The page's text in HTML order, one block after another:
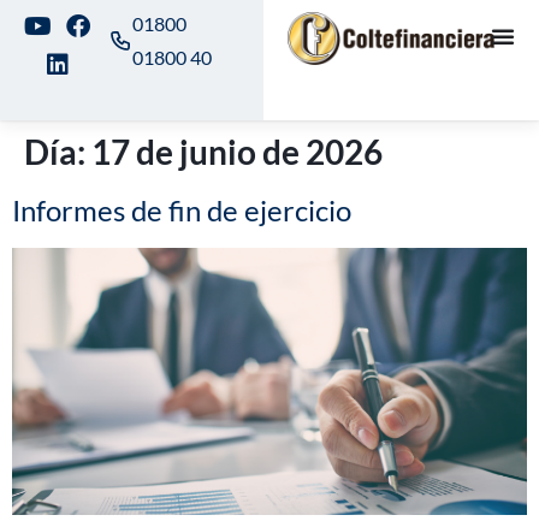
01800
01800 40
Día: 17 de junio de 2026
Informes de fin de ejercicio